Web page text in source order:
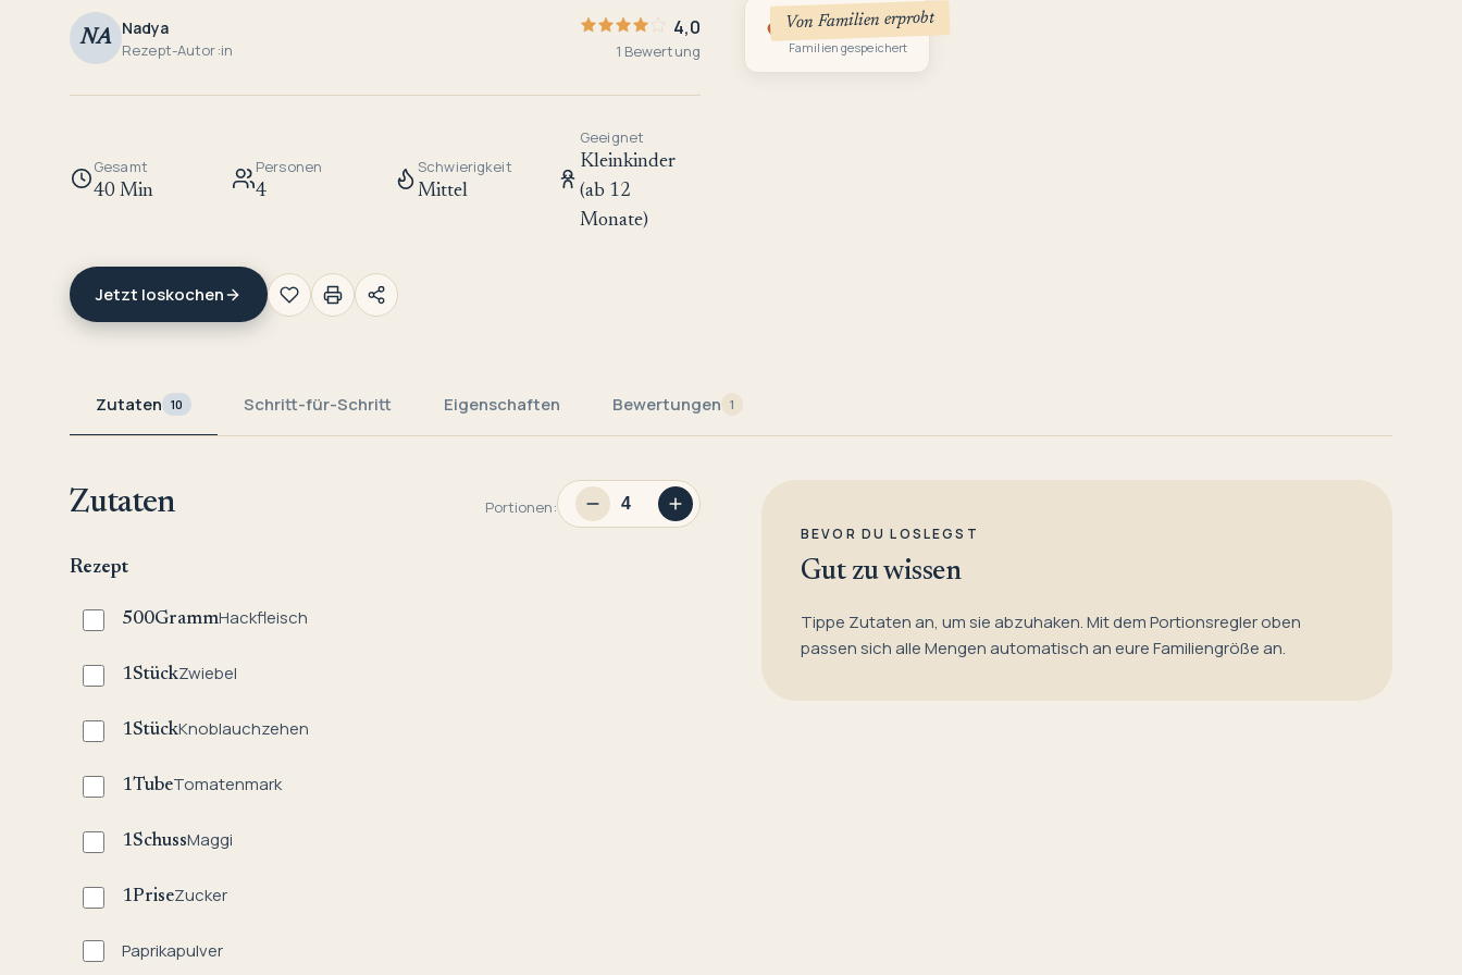
NA Nadya
Rezept-Autor:in
4,0
1 Bewertung
Gesamt
40 Min
Personen
4
Schwierigkeit
Mittel
Geeignet
Kleinkinder
(ab 12
Monate)
Jetzt loskochen
Von Familien erprobt
1
Familien gespeichert
Zutaten 10 Schritt-für-Schritt Eigenschaften Bewertungen 1
Zutaten Portionen:
Rezept
500GrammHackfleisch
1StückZwiebel
1StückKnoblauchzehen
1TubeTomatenmark
1SchussMaggi
1PriseZucker
Paprikapulver
BEVOR DU LOSLEGST
Gut zu wissen
Tippe Zutaten an, um sie abzuhaken. Mit dem Portionsregler oben
passen sich alle Mengen automatisch an eure Familiengröße an.